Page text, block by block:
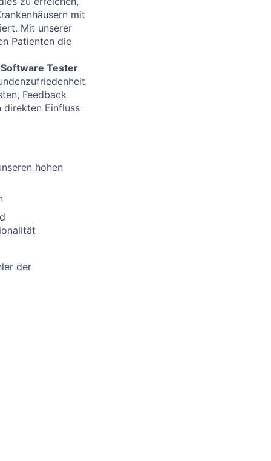
mit
Mit unserer
Patienten die
Software Tester
Feedback
direkten Einfluss
hohen
der